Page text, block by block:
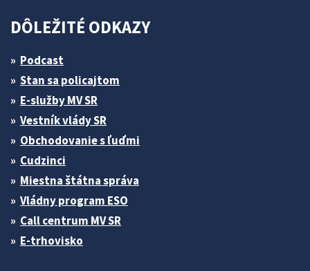
DÔLEŽITÉ ODKAZY
Podcast
Stan sa policajtom
E-služby MV SR
Vestník vlády SR
Obchodovanie s ľuďmi
Cudzinci
Miestna štátna správa
Vládny program ESO
Call centrum MV SR
E-trhovisko